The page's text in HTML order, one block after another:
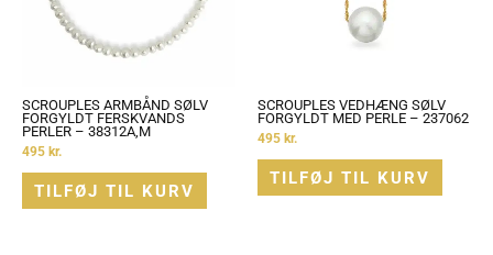
SCROUPLES ARMBÅND SØLV
FORGYLDT FERSKVANDS
PERLER – 38312A,M
495 kr.
TILFØJ TIL KURV
SCROUPLES VEDHÆNG SØLV
FORGYLDT MED PERLE – 237062
495 kr.
TILFØJ TIL KURV